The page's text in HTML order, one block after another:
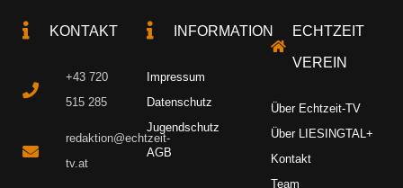
KONTAKT
+43 720
515 285
redaktion@echtzeit-
tv.at
INFORMATION
Impressum
Datenschutz
Jugendschutz
AGB
ECHTZEIT
VEREIN
Über Echtzeit-TV
Über LIESINGTAL+
Kontakt
Team